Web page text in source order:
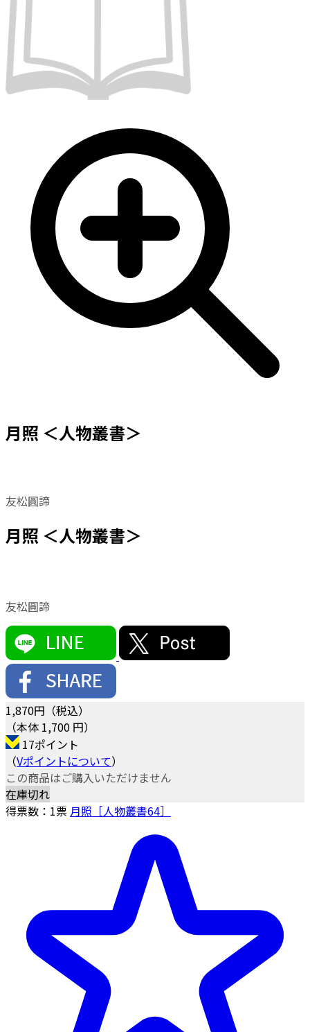
月照 ＜人物叢書＞
友松圓諦
月照 ＜人物叢書＞
友松圓諦
1,870円（税込）
（本体 1,700 円）
17ポイント
（Vポイントについて）
この商品はご購入いただけません
在庫切れ
得票数： 1票 月照［人物叢書64］